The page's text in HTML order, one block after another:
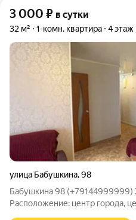
3 000 ₽ в сутки
32 м² 1-комн. квартира 4 этаж
улица Бабушкина,98
Бабушкина 98 (+79144999999)
Расположение: центр города,